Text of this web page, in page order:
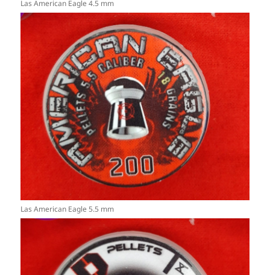
Las American Eagle 4.5 mm
Las American Eagle 5.5 mm